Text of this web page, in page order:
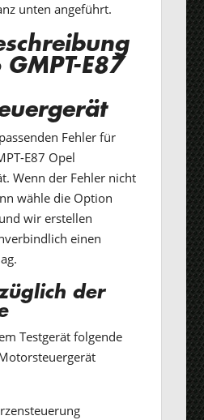
unten angeführt.
E87
Fehler für
E87 Opel
Wenn der Fehler nicht
wähle die Option
wir erstellen
einen
der
Testgerät folgende